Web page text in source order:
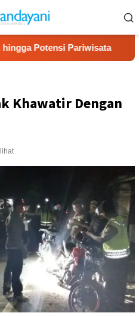
Pariwisata Film
Khawatir Dengan